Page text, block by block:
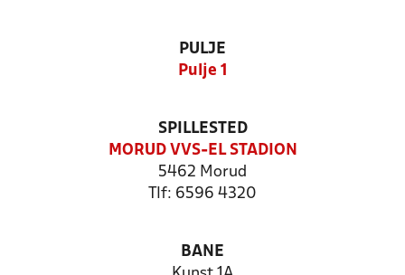
PULJE
Pulje 1
SPILLESTED
MORUD VVS-EL STADION
5462 Morud
Tlf: 6596 4320
BANE